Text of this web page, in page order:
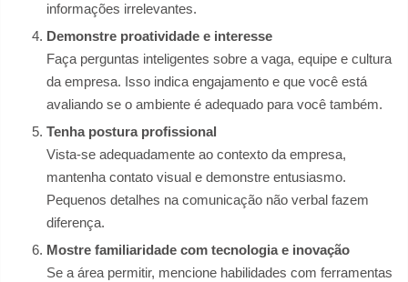
informações irrelevantes.
Demonstre proatividade e interesse
Faça perguntas inteligentes sobre a vaga, equipe e cultura
da empresa. Isso indica engajamento e que você está
avaliando se o ambiente é adequado para você também.
Tenha postura profissional
Vista-se adequadamente ao contexto da empresa,
mantenha contato visual e demonstre entusiasmo.
Pequenos detalhes na comunicação não verbal fazem
diferença.
Mostre familiaridade com tecnologia e inovação
Se a área permitir, mencione habilidades com ferramentas